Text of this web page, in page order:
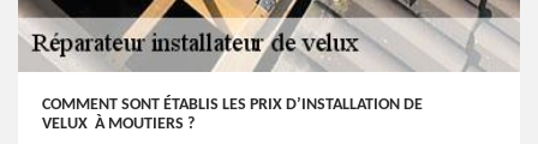
COMMENT SONT ÉTABLIS LES PRIX D’INSTALLATION DE
VELUX À MOUTIERS ?